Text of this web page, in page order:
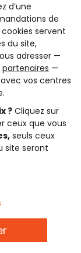
d’une
de
servent
du site,
adresser —
partenaires —
vos centres
? Cliquez sur
ceux que vous
seuls ceux
site seront